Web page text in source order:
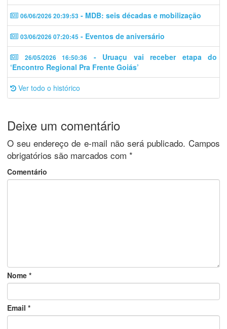
06/06/2026 20:39:53 - MDB: seis décadas e mobilização
03/06/2026 07:20:45 - Eventos de aniversário
26/05/2026 16:50:36
- Uruaçu vai receber etapa do
‘Encontro Regional Pra Frente Goiás’
Ver todo o histórico
Deixe um comentário
O seu endereço de e-mail não será publicado. Campos
obrigatórios são marcados com *
Comentário
Nome *
Email *